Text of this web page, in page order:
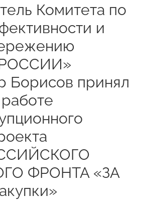
Комитета по
и
Борисов принял
ФРОНТА «ЗА